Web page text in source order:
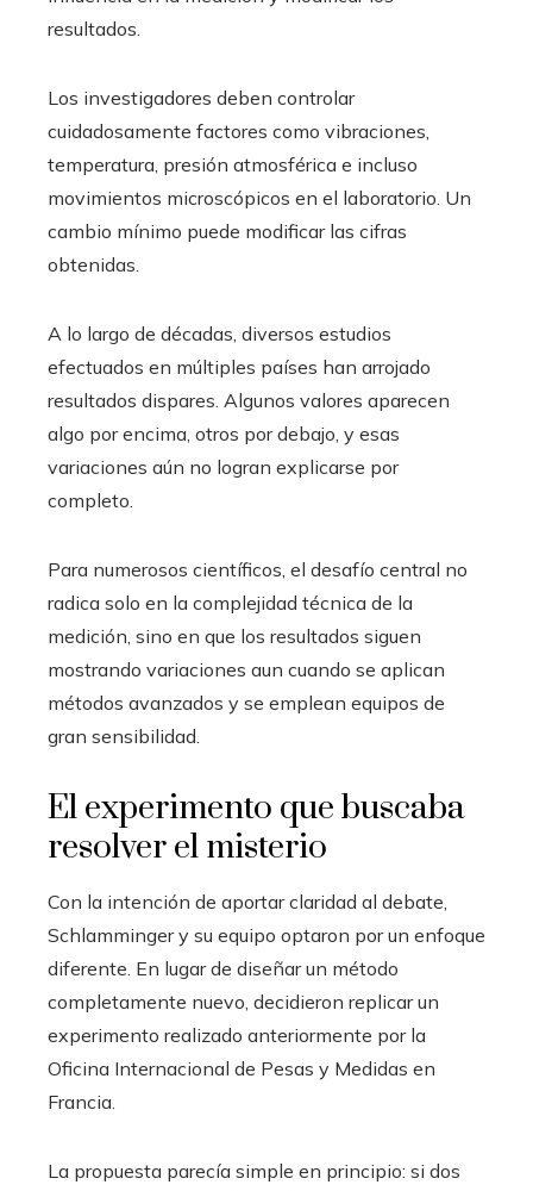
resultados.
Los investigadores deben controlar
cuidadosamente factores como vibraciones,
temperatura, presión atmosférica e incluso
movimientos microscópicos en el laboratorio. Un
cambio mínimo puede modificar las cifras
obtenidas.
A lo largo de décadas, diversos estudios
efectuados en múltiples países han arrojado
resultados dispares. Algunos valores aparecen
algo por encima, otros por debajo, y esas
variaciones aún no logran explicarse por
completo.
Para numerosos científicos, el desafío central no
radica solo en la complejidad técnica de la
medición, sino en que los resultados siguen
mostrando variaciones aun cuando se aplican
métodos avanzados y se emplean equipos de
gran sensibilidad.
El experimento que buscaba
resolver el misterio
Con la intención de aportar claridad al debate,
Schlamminger y su equipo optaron por un enfoque
diferente. En lugar de diseñar un método
completamente nuevo, decidieron replicar un
experimento realizado anteriormente por la
Oficina Internacional de Pesas y Medidas en
Francia.
La propuesta parecía simple en principio: si dos